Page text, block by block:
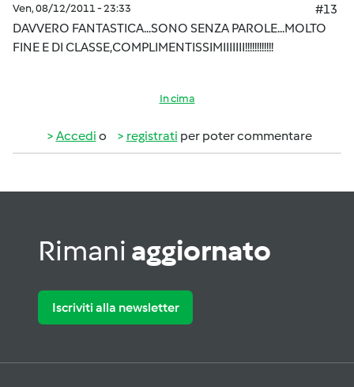
Ven, 08/12/2011 - 23:33
#13
DAVVERO FANTASTICA...SONO SENZA PAROLE...MOLTO
FINE E DI CLASSE,COMPLIMENTISSIMIIIIIII!!!!!!!!!!!!
In cima
Accedi o registrati per poter commentare
Rimani aggiornato
Iscriviti alla newsletter